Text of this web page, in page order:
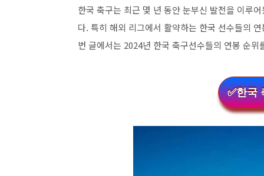
한국 축구는 최근 몇 년 동안 눈부신 발전을 이루
다. 특히 해외 리그에서 활약하는 한국 선수들의
번 글에서는 2024년 한국 축구선수들의 연봉 순
✅한국